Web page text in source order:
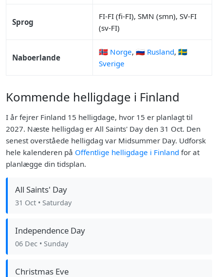
Sprog
FI-FI (fi-FI), SMN (smn), SV-FI
(sv-FI)
Naboerlande
🇳🇴 Norge, 🇷🇺 Rusland, 🇸🇪
Sverige
Kommende helligdage i Finland
I år fejrer Finland 15 helligdage, hvor 15 er planlagt til
2027. Næste helligdag er All Saints' Day den 31 Oct. Den
senest overståede helligdag var Midsummer Day. Udforsk
hele kalenderen på Offentlige helligdage i Finland for at
planlægge din tidsplan.
All Saints' Day
31 Oct • Saturday
Independence Day
06 Dec • Sunday
Christmas Eve